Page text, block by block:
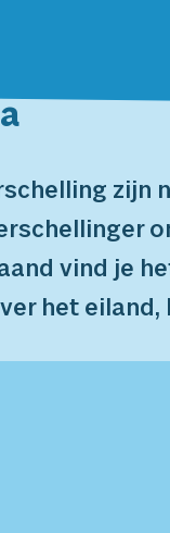
zijn
vind je
het